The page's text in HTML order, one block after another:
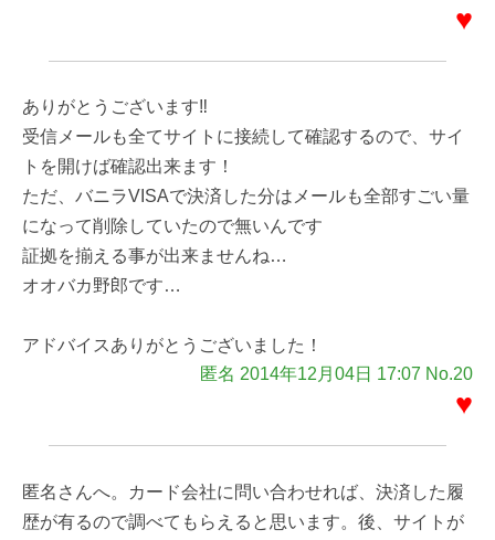
♥
ありがとうございます‼
受信メールも全てサイトに接続して確認するので、サイ
トを開けば確認出来ます！
ただ、バニラVISAで決済した分はメールも全部すごい量
になって削除していたので無いんです
証拠を揃える事が出来ませんね…
オオバカ野郎です…
アドバイスありがとうございました！
匿名 2014年12月04日 17:07 No.20
♥
匿名さんへ。カード会社に問い合わせれば、決済した履
歴が有るので調べてもらえると思います。後、サイトが